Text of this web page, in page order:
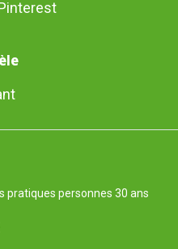
pratiques personnes 30 ans